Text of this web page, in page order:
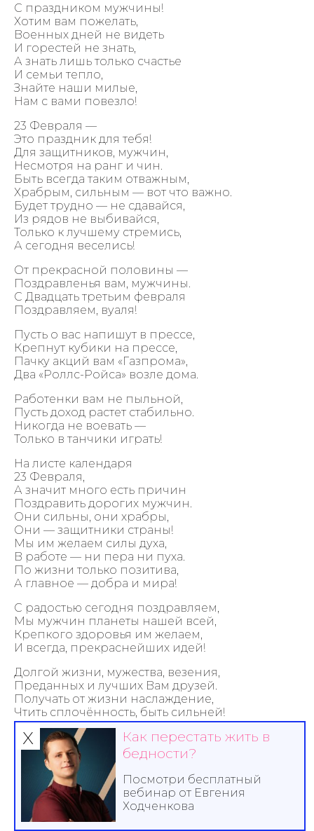
С праздником мужчины!
Хотим вам пожелать,
Военных дней не видеть
И горестей не знать,
А знать лишь только счастье
И семьи тепло,
Знайте наши милые,
Нам с вами повезло!
23 Февраля —
Это праздник для тебя!
Для защитников, мужчин,
Несмотря на ранг и чин.
Быть всегда таким отважным,
Храбрым, сильным — вот что важно.
Будет трудно — не сдавайся,
Из рядов не выбивайся,
Только к лучшему стремись,
А сегодня веселись!
От прекрасной половины —
Поздравленья вам, мужчины.
С Двадцать третьим февраля
Поздравляем, вуаля!
Пусть о вас напишут в прессе,
Крепнут кубики на прессе,
Пачку акций вам «Газпрома»,
Два «Роллс-Ройса» возле дома.
Работенки вам не пыльной,
Пусть доход растет стабильно.
Никогда не воевать —
Только в танчики играть!
На листе календаря
23 Февраля,
А значит много есть причин
Поздравить дорогих мужчин.
Они сильны, они храбры,
Они — защитники страны!
Мы им желаем силы духа,
В работе — ни пера ни пуха.
По жизни только позитива,
А главное — добра и мира!
С радостью сегодня поздравляем,
Мы мужчин планеты нашей всей,
Крепкого здоровья им желаем,
И всегда, прекраснейших идей!
Долгой жизни, мужества, везения,
Преданных и лучших Вам друзей.
Получать от жизни наслаждение,
Чтить сплочённость, быть сильней!
Чтоб был мир, была всегда свобода,
Чтобы жили дружно, не боясь врагов.
Наслаждаясь синим небосводом,
Чтоб дарили много нежных слов!
С праздником я поздравляю,
Всех защитников страны,
Счастья, радости желаю,
х
Как перестать жить в
бедности?
Посмотри бесплатный
вебинар от Евгения
Ходченкова